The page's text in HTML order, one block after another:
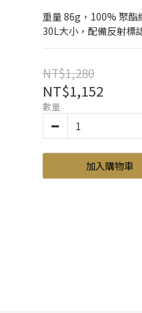
重量 86g，100% 聚酯
30L大小，配備反射標
NT$1,280
NT$1,152
數量
加入購物車